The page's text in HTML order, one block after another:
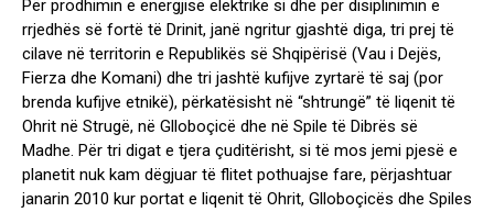
Për prodhimin e energjisë elektrike si dhe për disiplinimin e
rrjedhës së fortë të Drinit, janë ngritur gjashtë diga, tri prej të
cilave në territorin e Republikës së Shqipërisë (Vau i Dejës,
Fierza dhe Komani) dhe tri jashtë kufijve zyrtarë të saj (por
brenda kufijve etnikë), përkatësisht në “shtrungë” të liqenit të
Ohrit në Strugë, në Glloboçicë dhe në Spile të Dibrës së
Madhe. Për tri digat e tjera çuditërisht, si të mos jemi pjesë e
planetit nuk kam dëgjuar të flitet pothuajse fare, përjashtuar
janarin 2010 kur portat e liqenit të Ohrit, Glloboçicës dhe Spiles